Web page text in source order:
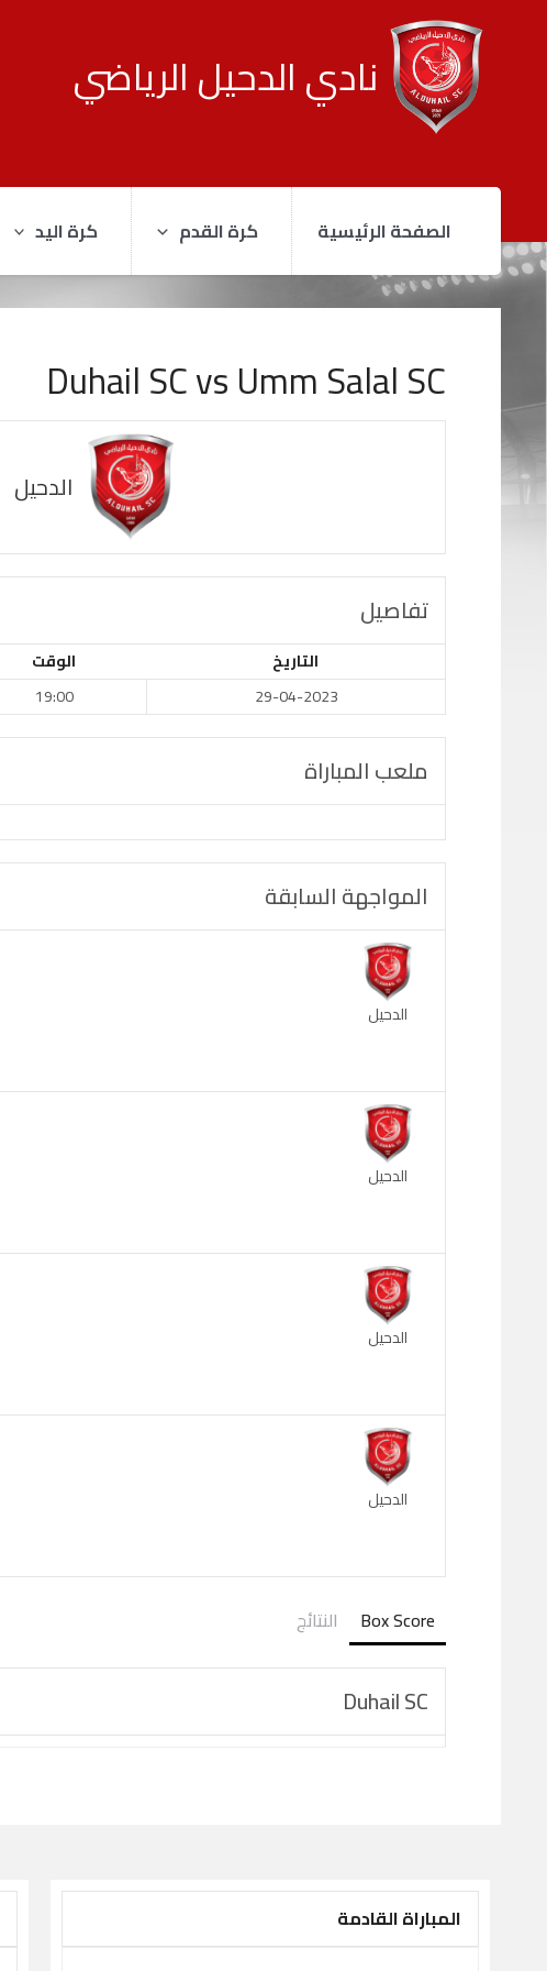
نادي الدحيل الرياضي
الصفحة الرئيسية كرة القدم كرة اليد
Duhail SC vs Umm Salal SC
الدحيل
تفاصيل
التاريخ الوقت
29-04-2023
19:00
ملعب المباراة
المواجهة السابقة
الدحيل
الدحيل
الدحيل
الدحيل
Box Score النتائج
Duhail SC
المباراة القادمة